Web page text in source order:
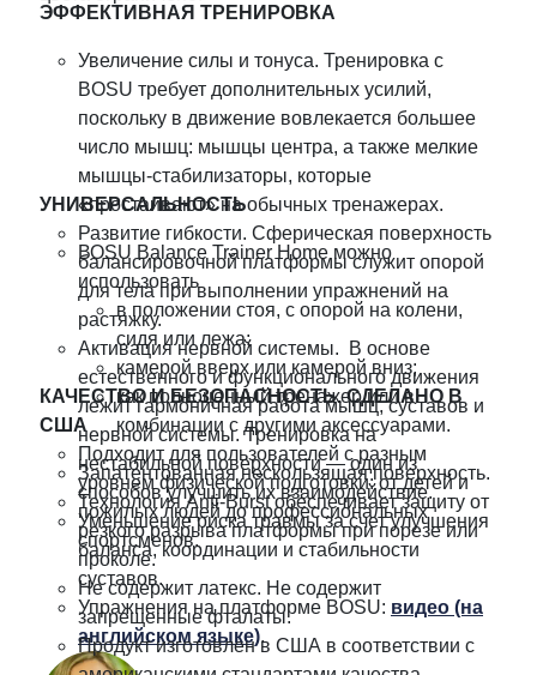
ЭФФЕКТИВНАЯ ТРЕНИРОВКА
Увеличение силы и тонуса. Тренировка с
BOSU требует дополнительных усилий,
поскольку в движение вовлекается большее
число мышц: мышцы центра, а также мелкие
мышцы-стабилизаторы, которые
«простаивают» на обычных тренажерах.
Развитие гибкости. Сферическая поверхность
балансировочной платформы служит опорой
для тела при выполнении упражнений на
растяжку.
Активация нервной системы. В основе
естественного и функционального движения
лежит гармоничная работа мышц, суставов и
нервной системы. Тренировка на
нестабильной поверхности — один из
способов улучшить их взаимодействие.
Уменьшение риска травмы за счет улучшения
баланса, координации и стабильности
суставов.
Упражнения на платформе BOSU: видео (на
английском языке).
УНИВЕРСАЛЬНОСТЬ
ВОSU Balance Trainer Home можно
использовать
в положении стоя, с опорой на колени,
сидя или лежа;
камерой вверх или камерой вниз;
как полноценный тренажер или в
комбинации с другими аксессуарами.
Подходит для пользователей с разным
уровнем физической подготовки: от детей и
пожилых людей до профессиональных
спортсменов.
КАЧЕСТВО И БЕЗОПАСНОСТЬ. СДЕЛАНО В
США
Запатентованная нескользящая поверхность.
Технология Anti-Burst обеспечивает защиту от
резкого разрыва платформы при порезе или
проколе.
Не содержит латекс. Не содержит
запрещенные фталаты.
Продукт изготовлен в США в соответствии с